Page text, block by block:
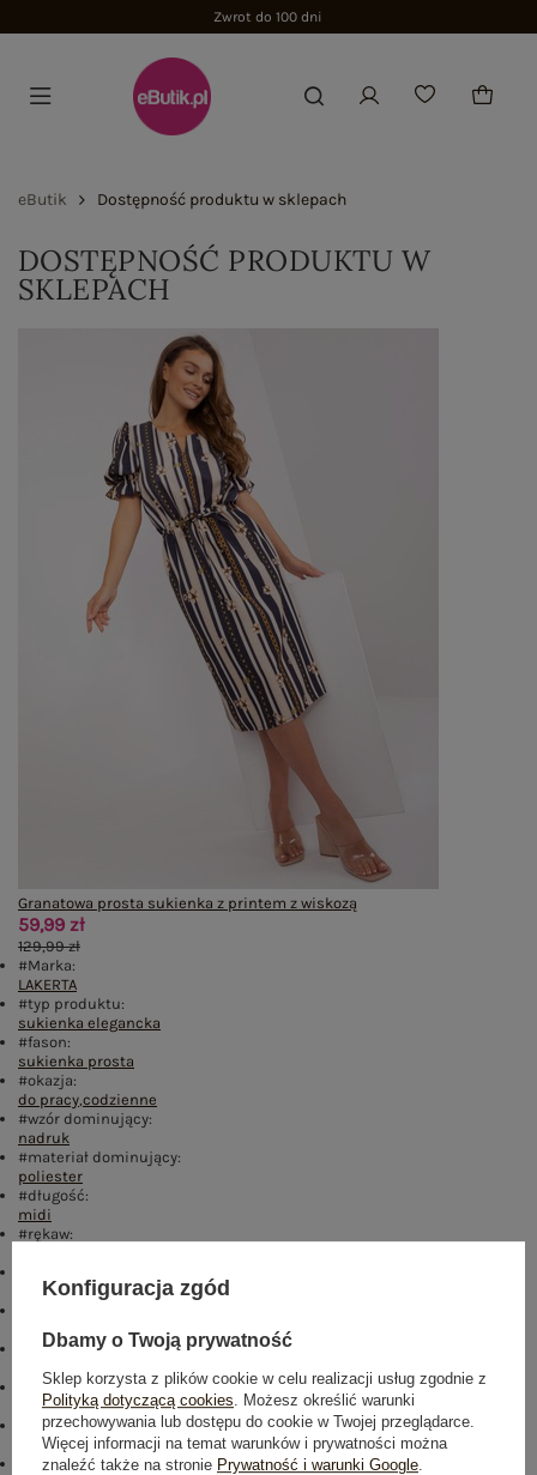
Zwrot do 100 dni
eButik Dostępność produktu w sklepach
DOSTĘPNOŚĆ PRODUKTU W
SKLEPACH
Granatowa prosta sukienka z printem z wiskozą
59,99 zł
129,99 zł
#Marka:
LAKERTA
#typ produktu:
sukienka elegancka
#fason:
sukienka prosta
#okazja:
do pracy,codzienne
#wzór dominujący:
nadruk
#materiał dominujący:
poliester
#długość:
midi
#rękaw:
inny
wiązanie
#cechy dodatkowe:
bufiasty rękaw
#skład materiału :
10% elastan,75% poliester,15% wiskoza
#sposób prania :
pranie w pralce w 30°C
#modelka:
Konfiguracja zgód
Dbamy o Twoją prywatność
Sklep korzysta z plików cookie w celu realizacji usług zgodnie z
Polityką dotyczącą cookies . Możesz określić warunki
przechowywania lub dostępu do cookie w Twojej przeglądarce.
Więcej informacji na temat warunków i prywatności można
znaleźć także na stronie Prywatność i warunki Google